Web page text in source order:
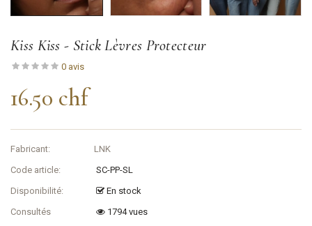
Kiss Kiss - Stick Lèvres Protecteur
0 avis
16.50 chf
Fabricant:
LNK
Code article:
SC-PP-SL
Disponibilité:
En stock
Consultés
1794 vues